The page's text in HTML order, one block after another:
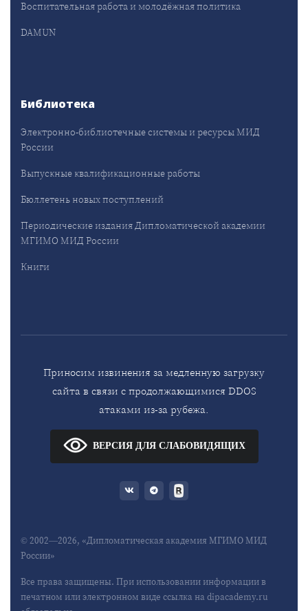
Воспитательная работа и молодёжная политика
DAMUN
Библиотека
Электронно-библиотечные системы и ресурсы МИД
России
Выпускные квалификационные работы
Бюллетень новых поступлений
Периодические издания Дипломатической академии
МГИМО МИД России
Книги
Приносим извинения за медленную загрузку
сайта в связи с продолжающимися DDOS
атаками из-за рубежа.
ВЕРСИЯ ДЛЯ СЛАБОВИДЯЩИХ
© 2002—2026, «Дипломатическая академия МГИМО МИД
России»
Все права защищены. При использовании информации в
печатном или электронном виде ссылка на dipacademy.ru